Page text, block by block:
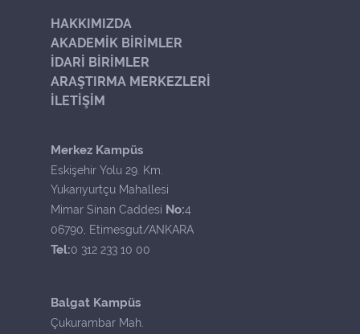
HAKKIMIZDA
AKADEMİK BİRİMLER
İDARİ BİRİMLER
ARAŞTIRMA MERKEZLERİ
İLETİŞİM
Merkez Kampüs
Eskişehir Yolu 29. Km.
Yukarıyurtçu Mahallesi
Mimar Sinan Caddesi No:4
06790, Etimesgut/ANKARA
Tel:0 312 233 10 00
Balgat Kampüs
Çukurambar Mah.